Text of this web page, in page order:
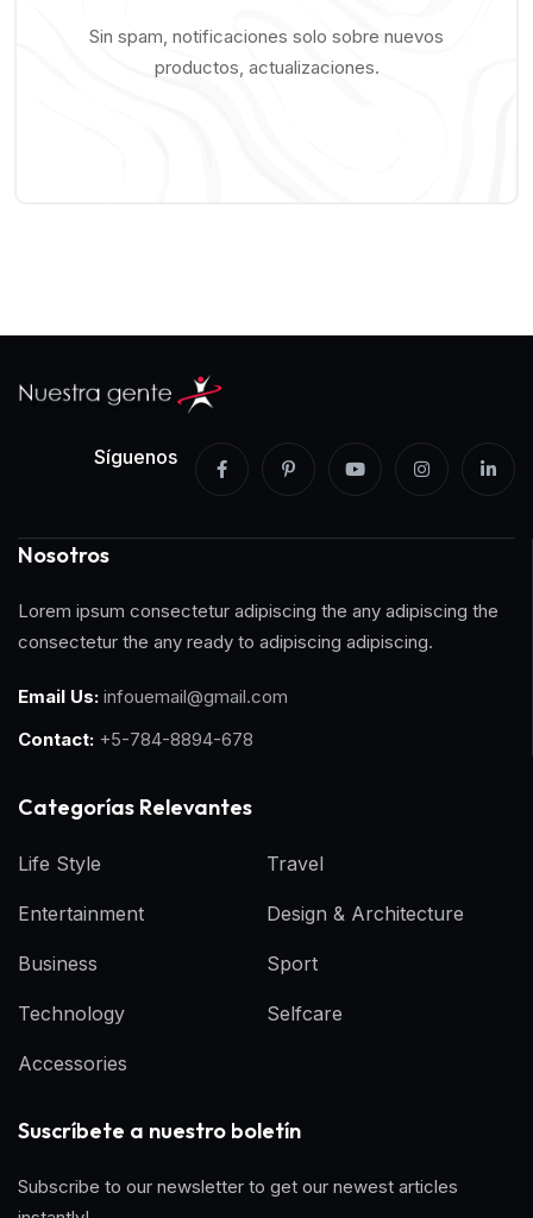
Sin spam, notificaciones solo sobre nuevos
productos, actualizaciones.
Síguenos
Nosotros
Lorem ipsum consectetur adipiscing the any adipiscing the
consectetur the any ready to adipiscing adipiscing.
Email Us: infouemail@gmail.com
Contact: +5-784-8894-678
Categorías Relevantes
Life Style
Entertainment
Business
Technology
Accessories
Travel
Design & Architecture
Sport
Selfcare
Suscríbete a nuestro boletín
Subscribe to our newsletter to get our newest articles